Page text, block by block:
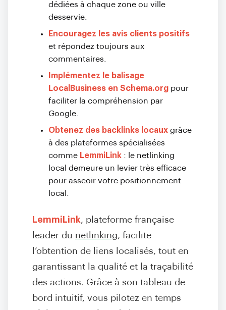
dédiées à chaque zone ou ville
desservie.
Encouragez les avis clients positifs
et répondez toujours aux
commentaires.
Implémentez le balisage
LocalBusiness en Schema.org pour
faciliter la compréhension par
Google.
Obtenez des backlinks locaux grâce
à des plateformes spécialisées
comme LemmiLink : le netlinking
local demeure un levier très efficace
pour asseoir votre positionnement
local.
LemmiLink, plateforme française
leader du netlinking, facilite
l’obtention de liens localisés, tout en
garantissant la qualité et la traçabilité
des actions. Grâce à son tableau de
bord intuitif, vous pilotez en temps